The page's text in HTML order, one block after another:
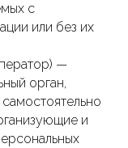
с
или без их
—
орган,
и